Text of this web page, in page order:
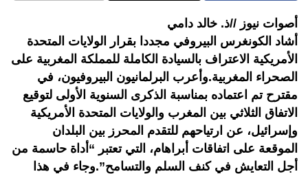
أصوات نيوز //ذ. خالد دامي
أشاد الكونغرس البيروفي مجددا بقرار الولايات المتحدة
الأمريكية الاعتراف بالسيادة الكاملة للمملكة المغربية على
الصحراء المغربية.وأعرب البرلمانيون البيروفيون، في
مقترح تم اعتماده بمناسبة الذكرى السنوية الأولى لتوقيع
الاتفاق الثلاثي بين المغرب والولايات المتحدة الأمريكية
وإسرائيل، عن ارتياحهم للتقدم المحرز بين البلدان
الموقعة على اتفاقات أبراهام، التي تعتبر “أداة حاسمة من
أجل التعايش في كنف السلم والتسامح”.وجاء في هذا